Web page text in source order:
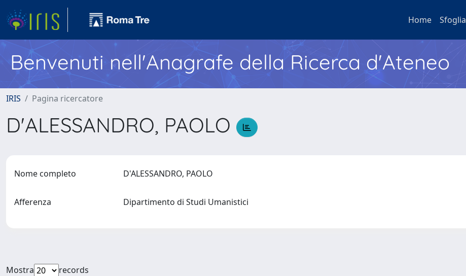
Home Sfoglia
Benvenuti nell'Anagrafe della Ricerca d'Ateneo
IRIS Pagina ricercatore
D'ALESSANDRO, PAOLO
Nome completo D'ALESSANDRO, PAOLO
Afferenza Dipartimento di Studi Umanistici
Mostra
records